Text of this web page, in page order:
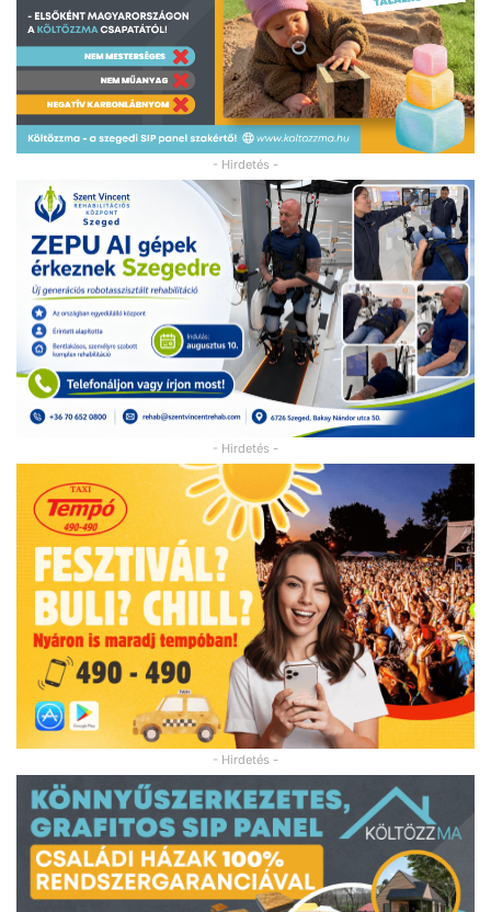
- Hirdetés -
- Hirdetés -
- Hirdetés -